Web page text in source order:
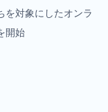
を対象にしたオンラ
開始